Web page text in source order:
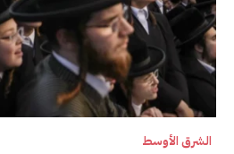
الشرق الأوسط